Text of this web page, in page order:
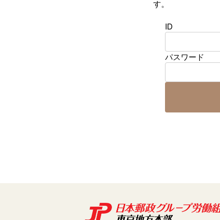
す。
ID
パスワード